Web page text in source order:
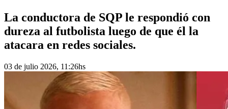
La conductora de SQP le respondió con
dureza al futbolista luego de que él la
atacara en redes sociales.
03 de julio 2026, 11:26hs